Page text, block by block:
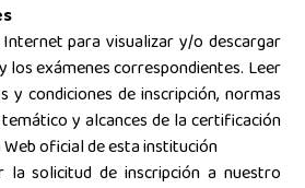
para visualizar y/o descargar
los exámenes correspondientes. Leer
condiciones de inscripción, normas
y alcances de la certificación
oficial de esta institución
solicitud de inscripción a nuestro